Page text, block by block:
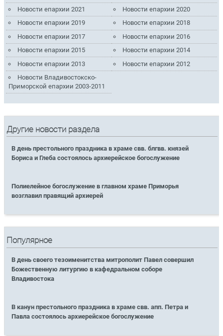
Новости епархии 2021
Новости епархии 2020
Новости епархии 2019
Новости епархии 2018
Новости епархии 2017
Новости епархии 2016
Новости епархии 2015
Новости епархии 2014
Новости епархии 2013
Новости епархии 2012
Новости Владивостокско-
Приморской епархии 2003-2011
Другие новости раздела
В день престольного праздника в храме свв. блгвв. князей
Бориса и Глеба состоялось архиерейское богослужение
Полиелейное богослужение в главном храме Приморья
возглавил правящий архиерей
Популярное
В день своего тезоименитства митрополит Павел совершил
Божественную литургию в кафедральном соборе
Владивостока
В канун престольного праздника в храме свв. апп. Петра и
Павла состоялось архиерейское богослужение